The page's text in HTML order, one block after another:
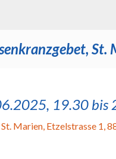
St.
19.30 bis
Marien, Etzelstrasse 1,